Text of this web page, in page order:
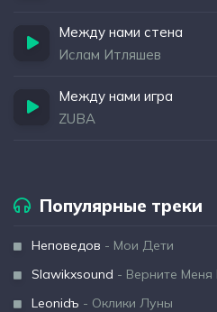
Между нами стена
Ислам Итляшев
Между нами игра
ZUBA
Популярные треки
Неповедов - Мои Дети
Slawikxsound - Верните Меня
Leonidъ - Оклики Луны